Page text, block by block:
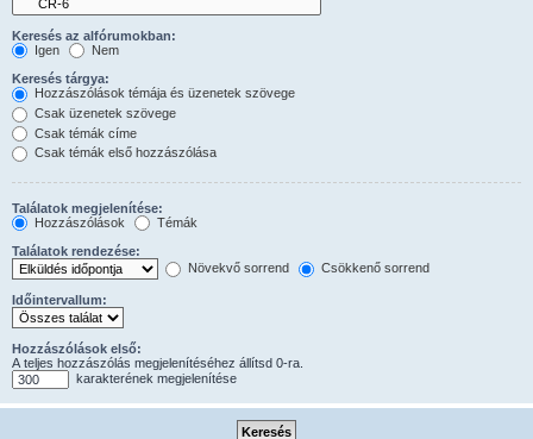
Keresés az alfórumokban:
Igen
Nem
Keresés tárgya:
Hozzászólások témája és üzenetek szövege
Csak üzenetek szövege
Csak témák címe
Csak témák első hozzászólása
Találatok megjelenítése:
Hozzászólások
Témák
Találatok rendezése:
Növekvő sorrend
Csökkenő sorrend
Időintervallum:
Hozzászólások első:
A teljes hozzászólás megjelenítéséhez állítsd 0-ra.
karakterének megjelenítése